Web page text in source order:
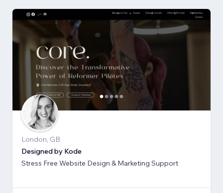
London, GB
Designed by Kode
Stress Free Website Design & Marketing Support